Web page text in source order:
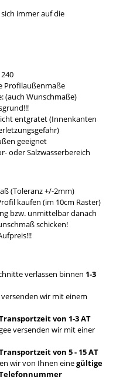
immer auf die
Profilaußenmaße
(auch Wunschmaße)
entgratet (Innenkanten
geeignet
oder Salzwasserbereich
(Toleranz +/-2mm)
kaufen (im 10cm Raster)
bzw. unmittelbar danach
schicken!
verlassen binnen 1-3
versenden wir mit einem
von 1-3 AT
versenden wir mit einer
von 5 - 15 AT
wir von Ihnen einegültige